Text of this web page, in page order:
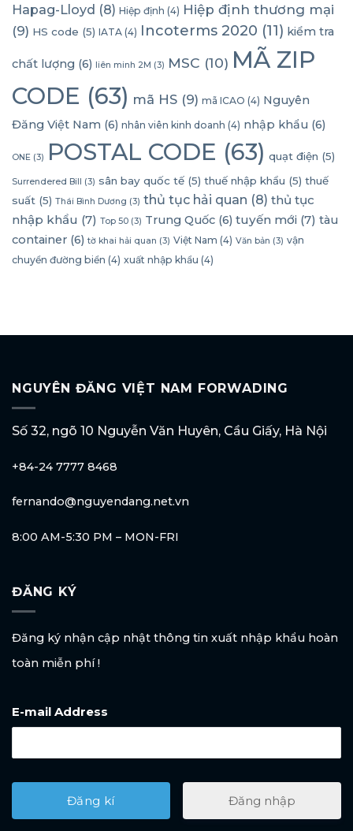
Hapag-Lloyd (8) Hiệp định (4) Hiệp định thương mại
(9) HS code (5) IATA (4) Incoterms 2020 (11) kiểm tra
chất lượng (6) liên minh 2M (3) MSC (10) MÃ ZIP
CODE (63) mã HS (9) mã ICAO (4) Nguyên
Đăng Việt Nam (6) nhân viên kinh doanh (4) nhập khẩu (6)
ONE (3) POSTAL CODE (63) quạt điện (5)
Surrendered Bill (3) sân bay quốc tế (5) thuế nhập khẩu (5) thuế
suất (5) Thái Bình Dương (3) thủ tục hải quan (8) thủ tục
nhập khẩu (7) Top 50 (3) Trung Quốc (6) tuyến mới (7) tàu
container (6) tờ khai hải quan (3) Việt Nam (4) Văn bản (3) vận
chuyển đường biển (4) xuất nhập khẩu (4)
NGUYÊN ĐĂNG VIỆT NAM FORWADING
Số 32, ngõ 10 Nguyễn Văn Huyên, Cầu Giấy, Hà Nội
+84-24 7777 8468
fernando@nguyendang.net.vn
8:00 AM-5:30 PM – MON-FRI
ĐĂNG KÝ
Đăng ký nhận cập nhật thông tin xuất nhập khẩu hoàn
toàn miễn phí !
E-mail Address
Đăng nhập